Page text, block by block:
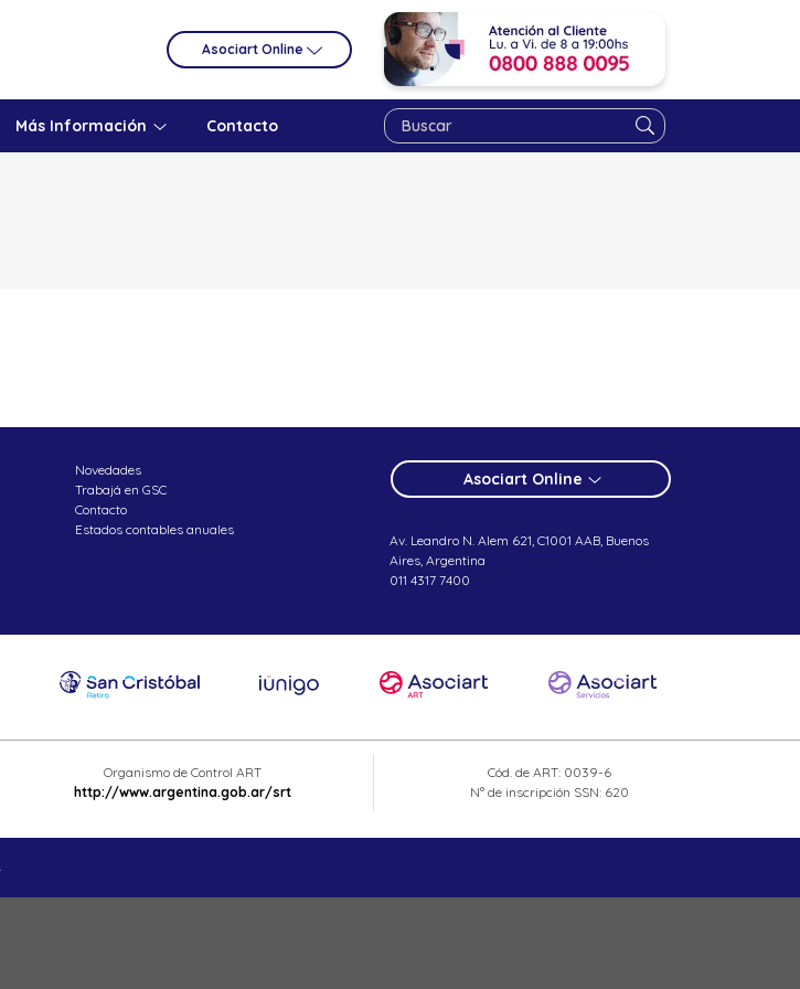
Asociart Online
Más Información Contacto
Novedades
Trabajá en GSC
Contacto
Estados contables anuales
Asociart Online
Av. Leandro N. Alem 621, C1001 AAB, Buenos
Aires, Argentina
011 4317 7400
Cód. de ART: 0039-6
N° de inscripción SSN: 620
Organismo de Control ART
http://www.argentina.gob.ar/srt